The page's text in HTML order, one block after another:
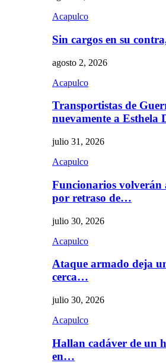
Acapulco
Sin cargos en su
agosto 2, 2026
Acapulco
Transportistas de
nuevamente a
julio 31, 2026
Acapulco
Funcionarios volverán
por retraso de…
julio 30, 2026
Acapulco
Ataque armado deja
cerca…
julio 30, 2026
Acapulco
Hallan cadáver de un
en…